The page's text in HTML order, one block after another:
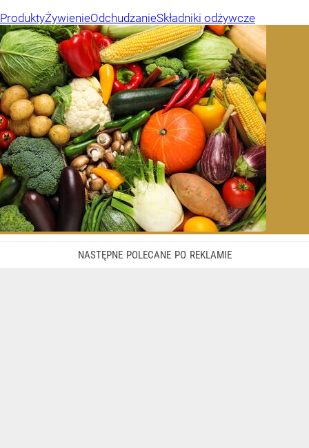
ProduktyŻywienieOdchudzanieSkładniki odżywcze